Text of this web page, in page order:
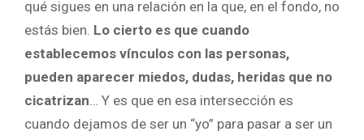
qué sigues en una relación en la que, en el fondo, no
estás bien. Lo cierto es que cuando
establecemos vínculos con las personas,
pueden aparecer miedos, dudas, heridas que no
cicatrizan… Y es que en esa intersección es
cuando dejamos de ser un “yo” para pasar a ser un